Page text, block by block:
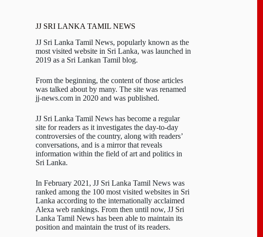
JJ SRI LANKA TAMIL NEWS
JJ Sri Lanka Tamil News, popularly known as the
most visited website in Sri Lanka, was launched in
2019 as a Sri Lankan Tamil blog.
From the beginning, the content of those articles
was talked about by many. The site was renamed
jj-news.com in 2020 and was published.
JJ Sri Lanka Tamil News has become a regular
site for readers as it investigates the day-to-day
controversies of the country, along with readers’
conversations, and is a mirror that reveals
information within the field of art and politics in
Sri Lanka.
In February 2021, JJ Sri Lanka Tamil News was
ranked among the 100 most visited websites in Sri
Lanka according to the internationally acclaimed
Alexa web rankings. From then until now, JJ Sri
Lanka Tamil News has been able to maintain its
position and maintain the trust of its readers.